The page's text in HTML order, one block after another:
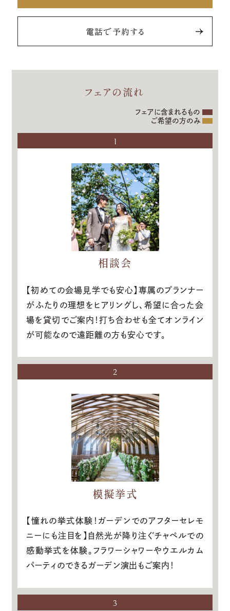
電話で予約する
フェアの流れ
フェアに含まれるもの
ご希望の方のみ
1
相談会
【初めての会場見学でも安心】専属のプランナー
がふたりの理想をヒアリングし、希望に合った会
場を貸切でご案内！打ち合わせも全てオンライン
が可能なので遠距離の方も安心です。
2
模擬挙式
【憧れの挙式体験！ガーデンでのアフターセレモ
ニーにも注目を】自然光が降り注ぐチャペルでの
感動挙式を体験。フラワーシャワーやウエルカム
パーティのできるガーデン演出もご案内！
3